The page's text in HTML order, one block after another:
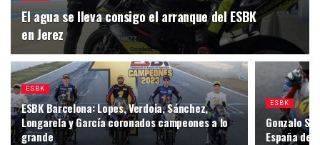
El agua se lleva consigo el arranque del ESBK
en Jerez
ESBK
ESBK Barcelona: Lopes, Verdoia, Sánchez,
Longarela y García coronados campeones a lo
grande
ESBK
Gonzalo
España de